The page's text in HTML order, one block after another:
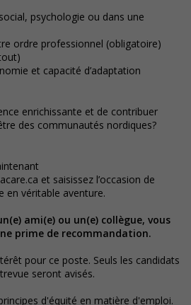
psychologie ou dans une
ordre professionnel (obligatoire)
et capacité d’adaptation
enrichissante et de contribuer
des communautés nordiques?
et saisissez l’occasion de
en véritable aventure.
ami(e) ou un(e) collègue, vous
prime de recommandation.
pour ce poste. Seuls les candidats
seront avisés.
d'équité en matière d'emploi.